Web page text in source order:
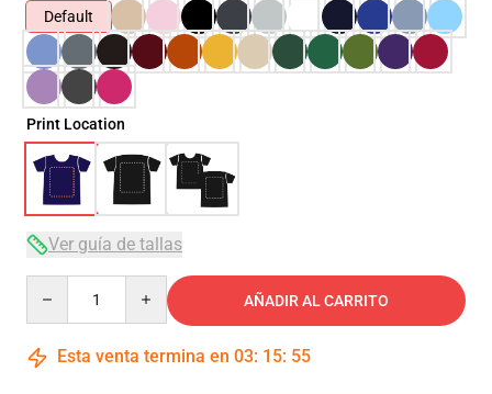
Default
Print Location
Ver guía de tallas
AÑADIR AL CARRITO
Esta venta termina en 03: 15: 54